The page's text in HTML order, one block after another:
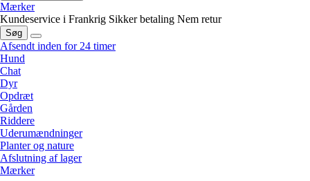
Mærker
Kundeservice i Frankrig Sikker betaling Nem retur
Søg
Afsendt inden for 24 timer
Hund
Chat
Dyr
Opdræt
Gården
Riddere
Uderumændninger
Planter og nature
Afslutning af lager
Mærker